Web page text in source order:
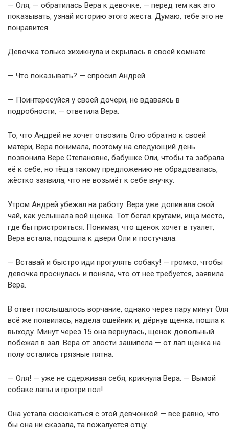
— Оля, — обратилась Вера к девочке, — перед тем как это
показывать, узнай историю этого жеста. Думаю, тебе это не
понравится.
Девочка только хихикнула и скрылась в своей комнате.
— Что показывать? — спросил Андрей.
— Поинтересуйся у своей дочери, не вдаваясь в
подробности, — ответила Вера.
То, что Андрей не хочет отвозить Олю обратно к своей
матери, Вера понимала, поэтому на следующий день
позвонила Вере Степановне, бабушке Оли, чтобы та забрала
её к себе, но тёща такому предложению не обрадовалась,
жёстко заявила, что не возьмёт к себе внучку.
Утром Андрей убежал на работу. Вера уже допивала свой
чай, как услышала вой щенка. Тот бегал кругами, ища место,
где бы пристроиться. Понимая, что щенок хочет в туалет,
Вера встала, подошла к двери Оли и постучала.
— Вставай и быстро иди прогулять собаку! — громко, чтобы
девочка проснулась и поняла, что от неё требуется, заявила
Вера.
В ответ послышалось ворчание, однако через пару минут Оля
всё же появилась, надела ошейник и, дёрнув щенка, пошла к
выходу. Минут через 15 она вернулась, щенок довольный
побежал в зал. Вера от злости зашипела — от лап щенка на
полу остались грязные пятна.
— Оля! — уже не сдерживая себя, крикнула Вера. — Вымой
собаке лапы и протри пол!
Она устала сюсюкаться с этой девчонкой — всё равно, что
бы она ни сказала, та пожалуется отцу.